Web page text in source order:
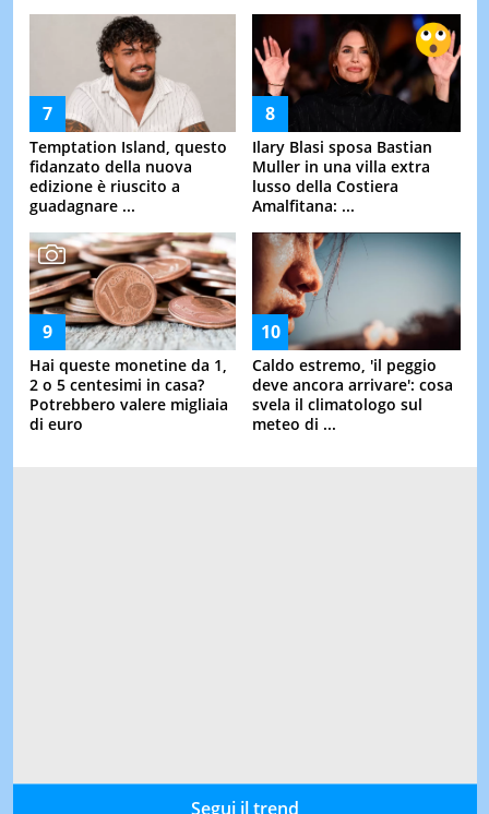
Temptation Island, questo
fidanzato della nuova
edizione è riuscito a
guadagnare ...
Ilary Blasi sposa Bastian
Muller in una villa extra
lusso della Costiera
Amalfitana: ...
Hai queste monetine da 1,
2 o 5 centesimi in casa?
Potrebbero valere migliaia
di euro
Caldo estremo, 'il peggio
deve ancora arrivare': cosa
svela il climatologo sul
meteo di ...
Segui il trend